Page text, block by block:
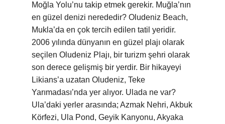
Moğla Yolu’nu takip etmek gerekir. Muğla’nın
en güzel denizi nerededir? Oludeniz Beach,
Mukla’da en çok tercih edilen tatil yeridir.
2006 yılında dünyanın en güzel plajı olarak
seçilen Oludeniz Plajı, bir turizm şehri olarak
son derece gelişmiş bir yerdir. Bir hikayeyi
Likians’a uzatan Oludeniz, Teke
Yarımadası’nda yer alıyor. Ulada ne var?
Ula’daki yerler arasında; Azmak Nehri, Akbuk
Körfezi, Ula Pond, Geyik Kanyonu, Akyaka